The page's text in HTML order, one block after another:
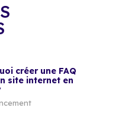
créer une FAQ
site internet en